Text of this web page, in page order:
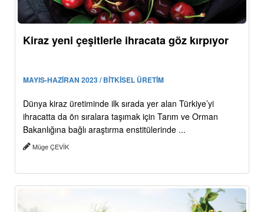
Kiraz yeni çeşitlerle ihracata göz kırpıyor
MAYIS-HAZİRAN 2023 / BİTKİSEL ÜRETİM
Dünya kiraz üretiminde ilk sırada yer alan Türkiye’yi
ihracatta da ön sıralara taşımak için Tarım ve Orman
Bakanlığına bağlı araştırma enstitülerinde ...
Müge ÇEVİK